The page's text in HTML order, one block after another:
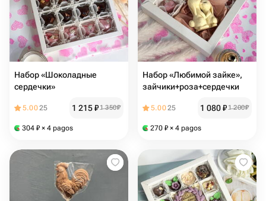
Набор «Шоколадные
сердечки»
5.0025 1 215₽1 350₽
304 ₽ × 4 pagos
Набор «Любимой зайке»,
зайчики+роза+сердечки
5.0025 1 080₽1 200₽
270 ₽ × 4 pagos